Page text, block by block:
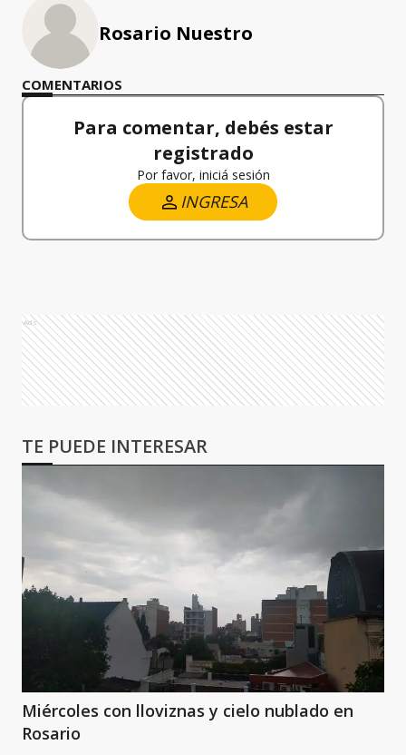
Rosario Nuestro
COMENTARIOS
Para comentar, debés estar
registrado
Por favor, iniciá sesión
INGRESA
Ads
TE PUEDE INTERESAR
Miércoles con lloviznas y cielo nublado en
Rosario